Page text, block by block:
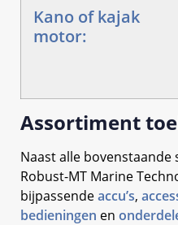
Kano of kajak
motor:
Assortiment
Naast alle
Robust-MT Marine
bijpassendeaccu’s,
bedieningen en